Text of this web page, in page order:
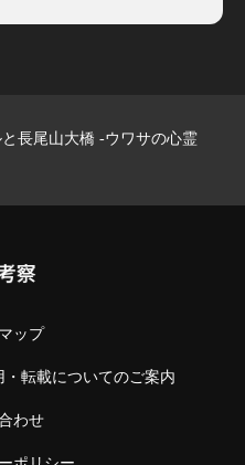
尾山大橋 -ウワサの心霊
察
ップ
転載についてのご案内
わせ